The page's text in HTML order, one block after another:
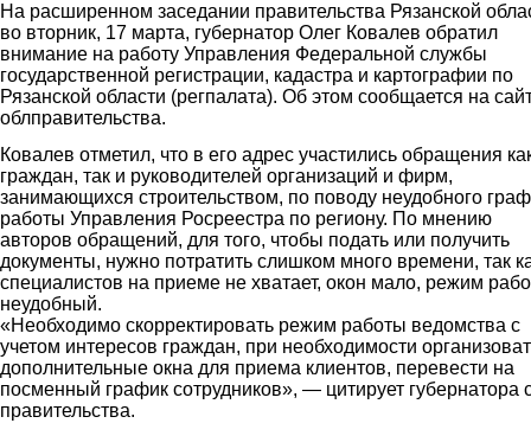
На расширенном заседании правительства Рязанской
во вторник, 17 марта, губернатор Олег Ковалев обратил
внимание на работу Управления Федеральной службы
государственной регистрации, кадастра и картографии по
Рязанской области (регпалата). Об этом сообщается на
облправительства.
Ковалев отметил, что в его адрес участились обращения
граждан, так и руководителей организаций и фирм,
занимающихся строительством, по поводу неудобного
работы Управления Росреестра по региону. По мнению
авторов обращений, для того, чтобы подать или получить
документы, нужно потратить слишком много времени, так
специалистов на приеме не хватает, окон мало, режим
неудобный.
«Необходимо скорректировать режим работы ведомства с
учетом интересов граждан, при необходимости
дополнительные окна для приема клиентов, перевести на
посменный график сотрудников», — цитирует губернатора
правительства.